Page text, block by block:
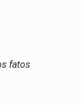
fatos